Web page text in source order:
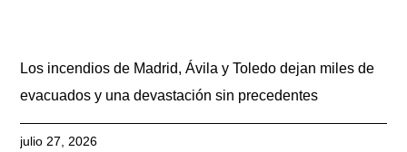
Los incendios de Madrid, Ávila y Toledo dejan miles de
evacuados y una devastación sin precedentes
julio 27, 2026